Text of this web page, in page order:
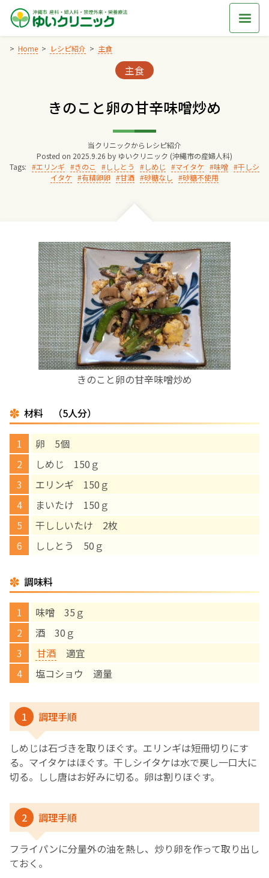
Skip
content
Home レシピ紹介 主食
Categories:
主食
きのこと卵の甘辛味噌炒め
当クリニックからレシピ紹介
Posted on 2025.9.26 by ゆいクリニック (沖縄市の産婦人科)
Tags:
エリンギ きのこ ししとう しめじ マイタケ 味噌
干しシ
イタケ
有精卵卵 甘酒 砂糖なし 砂糖不使用
きのこと卵の甘辛味噌炒め
材料 （5人分）
卵 5個
しめじ 150ｇ
エリンギ 150ｇ
まいたけ 150ｇ
干ししいたけ 2枚
ししとう 50ｇ
調味料
味噌 35ｇ
酒 30ｇ
甘酒 適宜
塩コショウ 適量
1 調理手順
しめじは石づきを取りほぐす。エリンギは短冊切りにす
る。マイタケはほぐす。干しシイタケは水で戻し一口大に
切る。しし唐はお好みに切る。卵は割りほぐす。
2 調理手順
フライパンに分量外の油を熱し、炒り卵を作って取り出し
ておく。
院長からのごあいさつ
妊婦健診
お産について
親と子の結びつき支援
母乳育児
その他の診療内容
‘さんルーム’ でさまざまな講座・クラス
遠方にお住まいで当院での出産を希望される方へ
医師プロフィール